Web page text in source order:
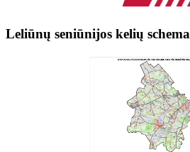
Leliūnų seniūnijos kelių schema